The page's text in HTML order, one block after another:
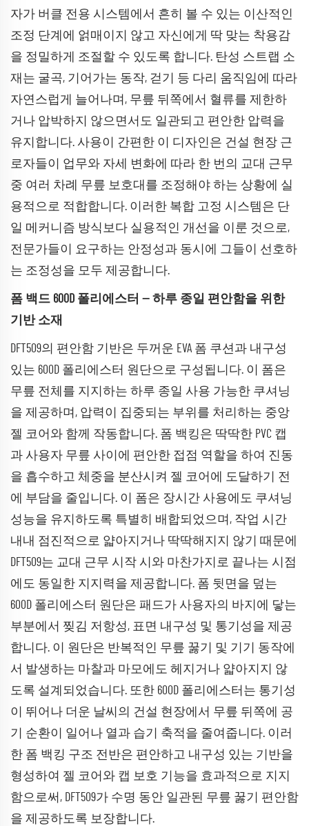
자가 버클 전용 시스템에서 흔히 볼 수 있는 이산적인
조정 단계에 얽매이지 않고 자신에게 딱 맞는 착용감
을 정밀하게 조절할 수 있도록 합니다. 탄성 스트랩 소
재는 굴곡, 기어가는 동작, 걷기 등 다리 움직임에 따라
자연스럽게 늘어나며, 무릎 뒤쪽에서 혈류를 제한하
거나 압박하지 않으면서도 일관되고 편안한 압력을
유지합니다. 사용이 간편한 이 디자인은 건설 현장 근
로자들이 업무와 자세 변화에 따라 한 번의 교대 근무
중 여러 차례 무릎 보호대를 조정해야 하는 상황에 실
용적으로 적합합니다. 이러한 복합 고정 시스템은 단
일 메커니즘 방식보다 실용적인 개선을 이룬 것으로,
전문가들이 요구하는 안정성과 동시에 그들이 선호하
는 조정성을 모두 제공합니다.
폼 백드 600D 폴리에스터 — 하루 종일 편안함을 위한
기반 소재
DFT509의 편안함 기반은 두꺼운 EVA 폼 쿠션과 내구성
있는 600D 폴리에스터 원단으로 구성됩니다. 이 폼은
무릎 전체를 지지하는 하루 종일 사용 가능한 쿠셔닝
을 제공하며, 압력이 집중되는 부위를 처리하는 중앙
젤 코어와 함께 작동합니다. 폼 백킹은 딱딱한 PVC 캡
과 사용자 무릎 사이에 편안한 접점 역할을 하여 진동
을 흡수하고 체중을 분산시켜 젤 코어에 도달하기 전
에 부담을 줄입니다. 이 폼은 장시간 사용에도 쿠셔닝
성능을 유지하도록 특별히 배합되었으며, 작업 시간
내내 점진적으로 얇아지거나 딱딱해지지 않기 때문에
DFT509는 교대 근무 시작 시와 마찬가지로 끝나는 시점
에도 동일한 지지력을 제공합니다. 폼 뒷면을 덮는
600D 폴리에스터 원단은 패드가 사용자의 바지에 닿는
부분에서 찢김 저항성, 표면 내구성 및 통기성을 제공
합니다. 이 원단은 반복적인 무릎 꿇기 및 기기 동작에
서 발생하는 마찰과 마모에도 헤지거나 얇아지지 않
도록 설계되었습니다. 또한 600D 폴리에스터는 통기성
이 뛰어나 더운 날씨의 건설 현장에서 무릎 뒤쪽에 공
기 순환이 일어나 열과 습기 축적을 줄여줍니다. 이러
한 폼 백킹 구조 전반은 편안하고 내구성 있는 기반을
형성하여 젤 코어와 캡 보호 기능을 효과적으로 지지
함으로써, DFT509가 수명 동안 일관된 무릎 꿇기 편안함
을 제공하도록 보장합니다.